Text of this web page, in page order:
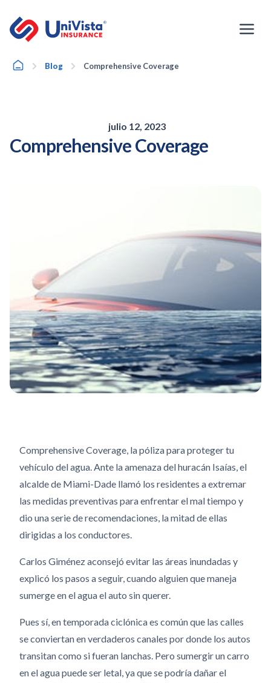
contenido
HomeBlog Comprehensive Coverage
julio 12, 2023
Comprehensive Coverage
Comprehensive Coverage, la póliza para proteger tu
vehículo del agua. Ante la amenaza del huracán Isaías, el
alcalde de Miami-Dade llamó los residentes a extremar
las medidas preventivas para enfrentar el mal tiempo y
dio una serie de recomendaciones, la mitad de ellas
dirigidas a los conductores.
Carlos Giménez aconsejó evitar las áreas inundadas y
explicó los pasos a seguir, cuando alguien que maneja
sumerge en el agua el auto sin querer.
Pues sí, en temporada ciclónica es común que las calles
se conviertan en verdaderos canales por donde los autos
transitan como si fueran lanchas. Pero sumergir un carro
en el agua puede ser letal, ya que se podría dañar el